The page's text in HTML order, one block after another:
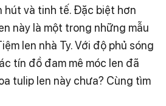
hút và tinh tế. Đặc biệt hơn
này là một trong những mẫu
len nhà Ty. Với độ phủ sóng
tín đồ đam mê móc len đã
tulip len này chưa? Cùng tìm